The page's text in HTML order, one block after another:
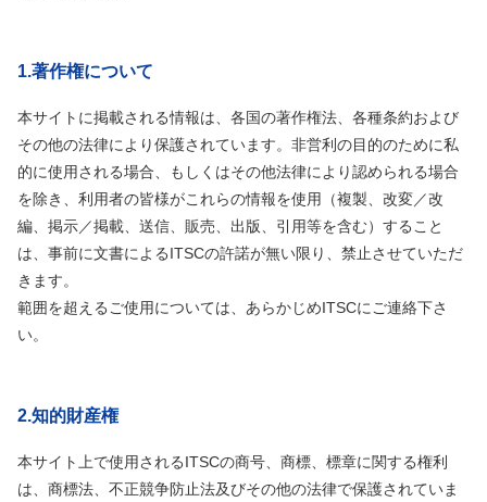
1.著作権について
本サイトに掲載される情報は、各国の著作権法、各種条約および
その他の法律により保護されています。非営利の目的のために私
的に使用される場合、もしくはその他法律により認められる場合
を除き、利用者の皆様がこれらの情報を使用（複製、改変／改
編、掲示／掲載、送信、販売、出版、引用等を含む）すること
は、事前に文書によるITSCの許諾が無い限り、禁止させていただ
きます。
範囲を超えるご使用については、あらかじめITSCにご連絡下さ
い。
2.知的財産権
本サイト上で使用されるITSCの商号、商標、標章に関する権利
は、商標法、不正競争防止法及びその他の法律で保護されていま